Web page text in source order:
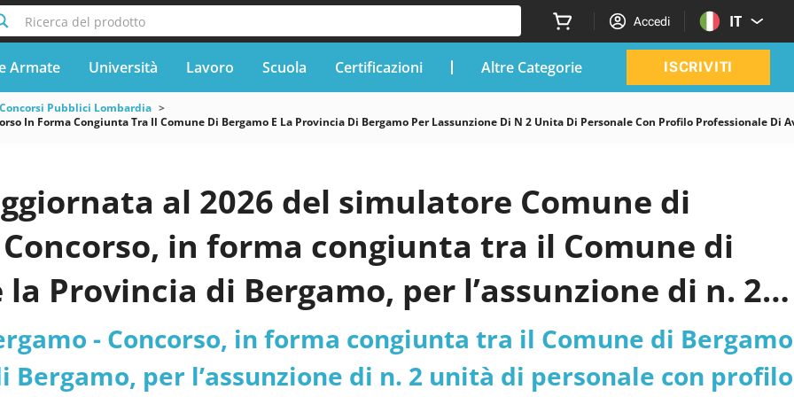
Ricerca del prodotto Accedi IT
Armate Università Lavoro Scuola Certificazioni Altre Categorie ISCRIVITI
Concorsi Pubblici Lombardia
In Forma Congiunta Tra Il Comune Di Bergamo E La Provincia Di Bergamo Per Lassunzione Di N 2 Unita Di Personale Con Profilo Professionale Di
al 2026 del simulatore Comune di
Concorso, in forma congiunta tra il Comune di
la Provincia di Bergamo, per l’assunzione di n. 2
con profilo professionale di
LEGALE - Lombardia - Comune di Bergamo -
- Concorso, in forma congiunta tra il Comune di
Bergamo, per l’assunzione di n. 2 unità di personale con profilo